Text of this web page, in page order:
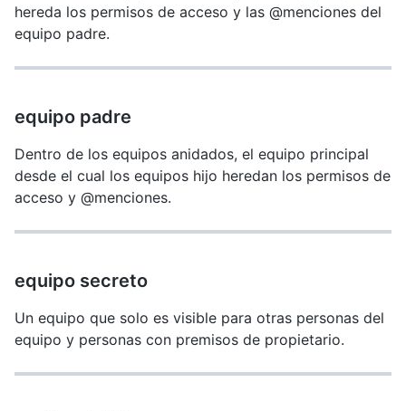
hereda los permisos de acceso y las @menciones del
equipo padre.
equipo padre
Dentro de los equipos anidados, el equipo principal
desde el cual los equipos hijo heredan los permisos de
acceso y @menciones.
equipo secreto
Un equipo que solo es visible para otras personas del
equipo y personas con premisos de propietario.